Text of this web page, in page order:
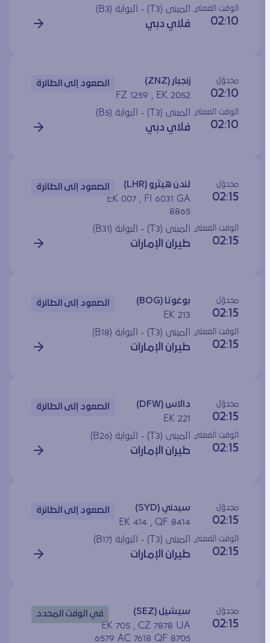
الوقت الفعلي
02:10
المبنى (T3) - البوابة ( B3
)
فلاي دبي
مجدوَل
02:10
زنجبار (ZNZ)
FZ 1259 , EK 2052
الصعود إلى الطائرة
الوقت الفعلي
02:10
المبنى (T3) - البوابة ( B5
)
فلاي دبي
مجدوَل
02:15
لندن هيثرو (LHR)
EK 007 , FI 6031 GA
8865
الصعود إلى الطائرة
الوقت الفعلي
02:15
المبنى (T3) - البوابة ( B31
)
طيران الإمارات
مجدوَل
02:15
بوغوتا (BOG)
EK 213
الصعود إلى الطائرة
الوقت الفعلي
02:15
المبنى (T3) - البوابة ( B18
)
طيران الإمارات
مجدوَل
02:15
دالاس (DFW)
EK 221
الصعود إلى الطائرة
الوقت الفعلي
02:15
المبنى (T3) - البوابة ( B26
)
طيران الإمارات
مجدوَل
02:15
سيدني (SYD)
EK 414 , QF 8414
الصعود إلى الطائرة
الوقت الفعلي
02:15
المبنى (T3) - البوابة ( B17
)
طيران الإمارات
مجدوَل
02:15
سيشيل (SEZ)
EK 705 , CZ 7878 UA
6579 AC 7618 QF 8705
في الوقت المحدد